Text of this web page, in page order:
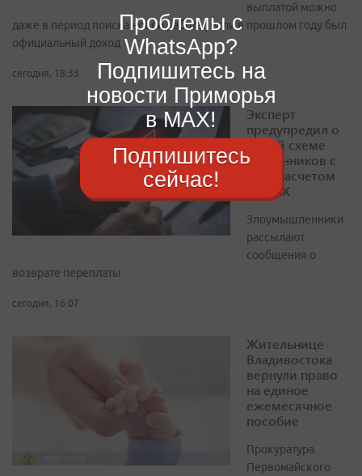
выплатой можно
даже в период поиска новой работы, если в прошлом году был
официальный доход
сегодня, 18:33
Эксперт
предупредил о
новой схеме
мошенников с
перерасчетом
за ЖКХ
Злоумышленники
рассылают
сообщения о
возврате переплаты
сегодня, 16:07
Жительнице
Владивостока
вернули право
на единое
ежемесячное
пособие
Прокуратура
Первомайского
Проблемы с
WhatsApp?
Подпишитесь на
новости Приморья
в MAX!
Подпишитесь
сейчас!